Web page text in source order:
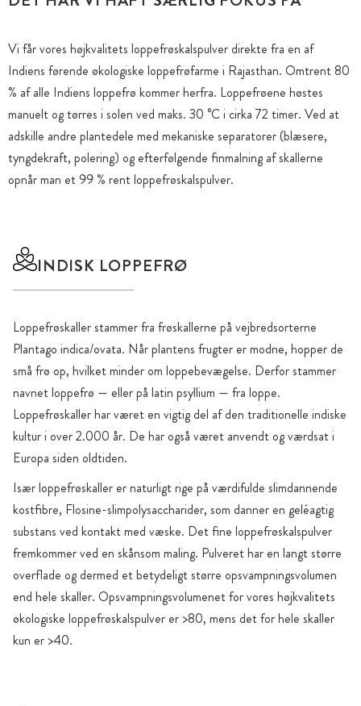
Vi får vores højkvalitets loppefrøskalspulver direkte fra en af
Indiens førende økologiske loppefrøfarme i Rajasthan. Omtrent 80
% af alle Indiens loppefrø kommer herfra. Loppefrøene høstes
manuelt og tørres i solen ved maks. 30 °C i cirka 72 timer. Ved at
adskille andre plantedele med mekaniske separatorer (blæsere,
tyngdekraft, polering) og efterfølgende finmalning af skallerne
opnår man et 99 % rent loppefrøskalspulver.
INDISK LOPPEFRØ
Loppefrøskaller stammer fra frøskallerne på vejbredsorterne
Plantago indica/ovata. Når plantens frugter er modne, hopper de
små frø op, hvilket minder om loppebevægelse. Derfor stammer
navnet loppefrø — eller på latin psyllium — fra loppe.
Loppefrøskaller har været en vigtig del af den traditionelle indiske
kultur i over 2.000 år. De har også været anvendt og værdsat i
Europa siden oldtiden.
Især loppefrøskaller er naturligt rige på værdifulde slimdannende
kostfibre, Flosine-slimpolysaccharider, som danner en geléagtig
substans ved kontakt med væske. Det fine loppefrøskalspulver
fremkommer ved en skånsom maling. Pulveret har en langt større
overflade og dermed et betydeligt større opsvampningsvolumen
end hele skaller. Opsvampningsvolumenet for vores højkvalitets
økologiske loppefrøskalspulver er >80, mens det for hele skaller
kun er >40.